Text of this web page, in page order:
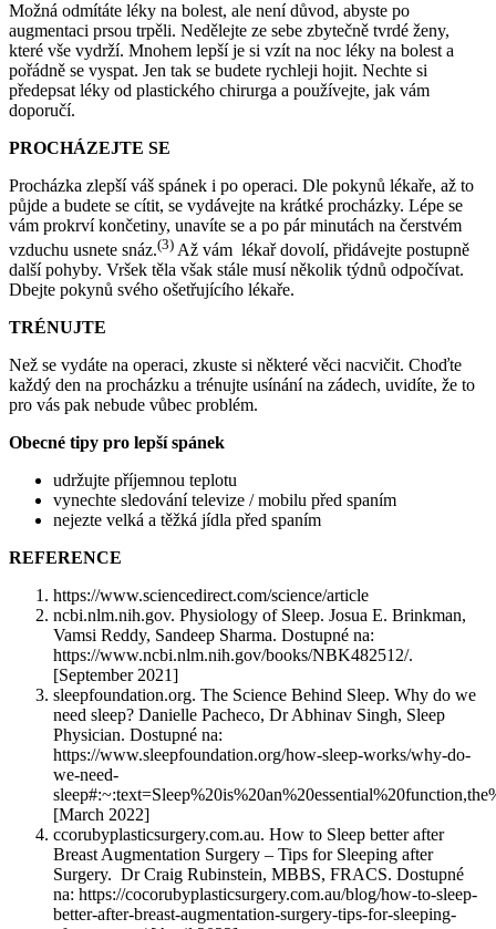
Možná odmítáte léky na bolest, ale není důvod, abyste po
augmentaci prsou trpěli. Nedělejte ze sebe zbytečně tvrdé ženy,
které vše vydrží. Mnohem lepší je si vzít na noc léky na bolest a
pořádně se vyspat. Jen tak se budete rychleji hojit. Nechte si
předepsat léky od plastického chirurga a používejte, jak vám
doporučí.
PROCHÁZEJTE SE
Procházka zlepší váš spánek i po operaci. Dle pokynů lékaře, až to
půjde a budete se cítit, se vydávejte na krátké procházky. Lépe se
vám prokrví končetiny, unavíte se a po pár minutách na čerstvém
vzduchu usnete snáz.(3) Až vám lékař dovolí, přidávejte postupně
další pohyby. Vršek těla však stále musí několik týdnů odpočívat.
Dbejte pokynů svého ošetřujícího lékaře.
TRÉNUJTE
Než se vydáte na operaci, zkuste si některé věci nacvičit. Choďte
každý den na procházku a trénujte usínání na zádech, uvidíte, že to
pro vás pak nebude vůbec problém.
Obecné tipy pro lepší spánek
udržujte příjemnou teplotu
vynechte sledování televize / mobilu před spaním
nejezte velká a těžká jídla před spaním
REFERENCE
https://www.sciencedirect.com/science/article
ncbi.nlm.nih.gov. Physiology of Sleep. Josua E. Brinkman,
Vamsi Reddy, Sandeep Sharma. Dostupné na:
https://www.ncbi.nlm.nih.gov/books/NBK482512/.
[September 2021]
sleepfoundation.org. The Science Behind Sleep. Why do we
need sleep? Danielle Pacheco, Dr Abhinav Singh, Sleep
Physician. Dostupné na:
https://www.sleepfoundation.org/how-sleep-works/why-do-
we-need-
[March 2022]
ccorubyplasticsurgery.com.au. How to Sleep better after
Breast Augmentation Surgery – Tips for Sleeping after
Surgery. Dr Craig Rubinstein, MBBS, FRACS. Dostupné
na: https://cocorubyplasticsurgery.com.au/blog/how-to-sleep-
better-after-breast-augmentation-surgery-tips-for-sleeping-